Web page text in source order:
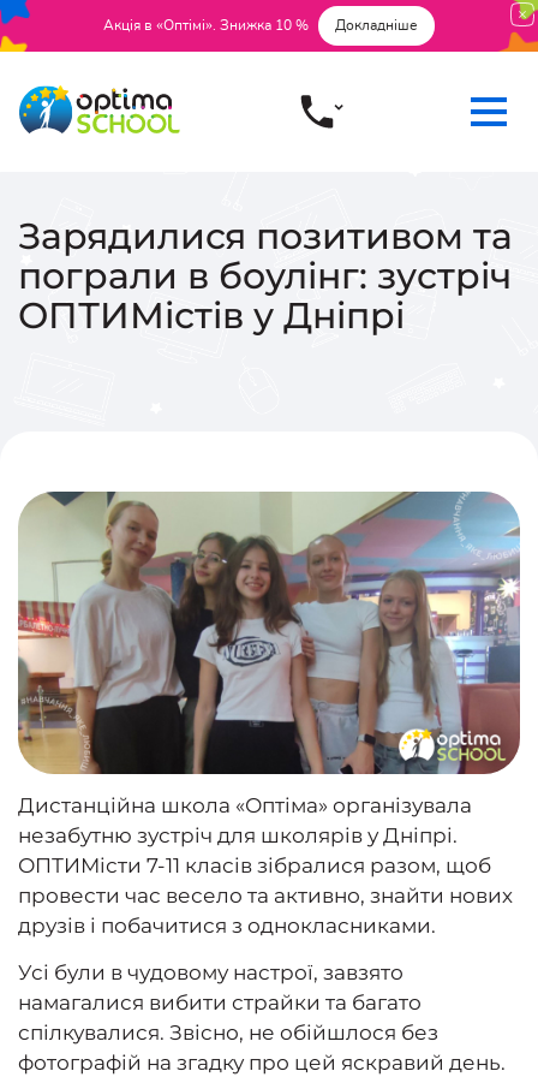
Акція в «Оптімі». Знижка 10 % Докладніше
Зарядилися позитивом та
пограли в боулінг: зустріч
ОПТИМістів у Дніпрі
Дистанційна школа «Оптіма» організувала
незабутню зустріч для школярів у Дніпрі.
ОПТИМісти 7-11 класів зібралися разом, щоб
провести час весело та активно, знайти нових
друзів і побачитися з однокласниками.
Усі були в чудовому настрої, завзято
намагалися вибити страйки та багато
спілкувалися. Звісно, не обійшлося без
фотографій на згадку про цей яскравий день.